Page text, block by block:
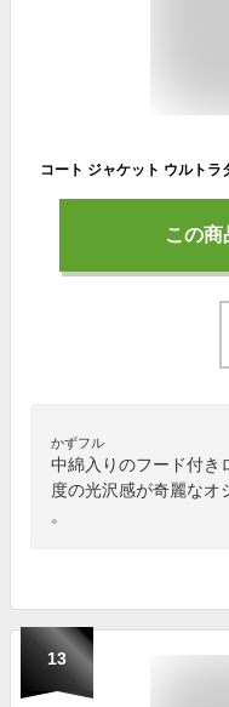
この商
かずフル
中綿入りのフード付き
度の光沢感が奇麗なオ
。
13